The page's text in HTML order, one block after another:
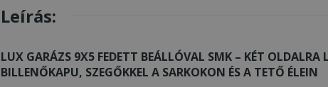
Leírás:
LUX GARÁZS 9X5 FEDETT BEÁLLÓVAL SMK – KÉT OLDALRA
BILLENŐKAPU, SZEGŐKKEL A SARKOKON ÉS A TETŐ ÉLEIN